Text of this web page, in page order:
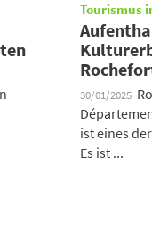
Tourismus
30/01/2025
ist eines
Es ist ...